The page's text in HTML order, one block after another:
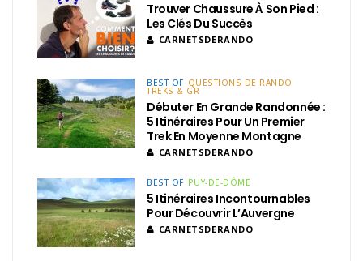
Trouver Chaussure À Son Pied :
Les Clés Du Succès
CARNETSDERANDO
BEST OF QUESTIONS DE RANDO
TREKS & GR
Débuter En Grande Randonnée :
5 Itinéraires Pour Un Premier
Trek En Moyenne Montagne
CARNETSDERANDO
BEST OF PUY-DE-DÔME
5 Itinéraires Incontournables
Pour Découvrir L’Auvergne
CARNETSDERANDO